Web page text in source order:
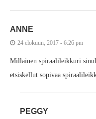
ANNE
24 elokuun, 2017 - 6:26 pm
Millainen spiraalileikkuri
etsiskellut sopivaa
PEGGY